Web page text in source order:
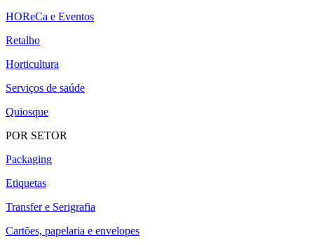
HOReCa e Eventos
Retalho
Horticultura
Serviços de saúde
Quiosque
POR SETOR
Packaging
Etiquetas
Transfer e Serigrafia
Cartões, papelaria e envelopes